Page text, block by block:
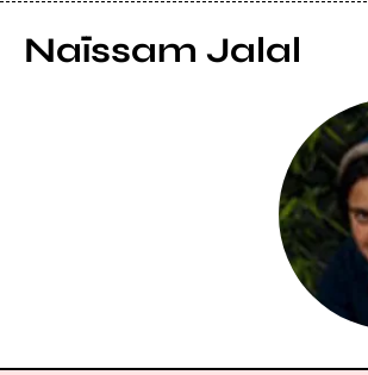
Naïssam Jalal
Agrandir